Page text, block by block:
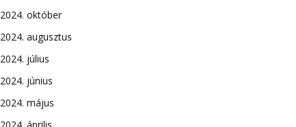
2024. október
2024. augusztus
2024. július
2024. június
2024. május